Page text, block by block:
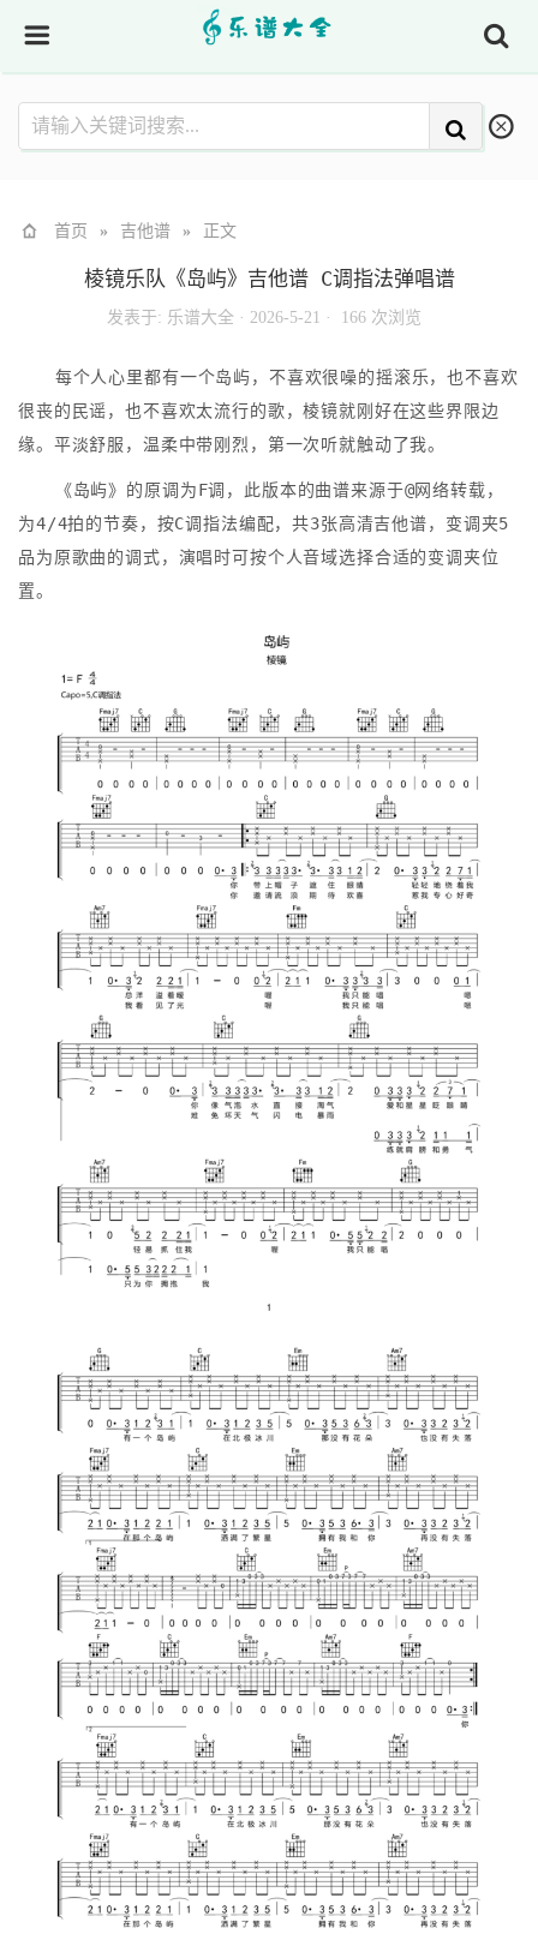
首页 » 吉他谱 » 正文
棱镜乐队《岛屿》吉他谱 C调指法弹唱谱
发表于: 乐谱大全 · 2026-5-21 · 166 次浏览
每个人心里都有一个岛屿，不喜欢很噪的摇滚乐，也不喜欢
很丧的民谣，也不喜欢太流行的歌，棱镜就刚好在这些界限边
缘。平淡舒服，温柔中带刚烈，第一次听就触动了我。
《岛屿》的原调为F调，此版本的曲谱来源于@网络转载，
为4/4拍的节奏，按C调指法编配，共3张高清吉他谱，变调夹5
品为原歌曲的调式，演唱时可按个人音域选择合适的变调夹位
置。